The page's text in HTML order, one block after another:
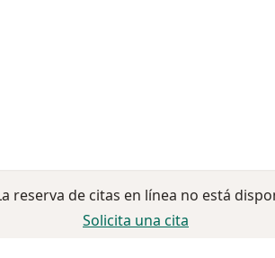
reserva de citas en línea no está
Solicita una cita